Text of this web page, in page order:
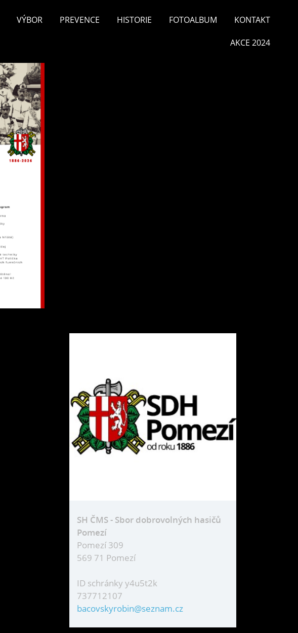
VÝBOR PREVENCE HISTORIE FOTOALBUM KONTAKT
AKCE 2024
SH ČMS - Sbor dobrovolných hasičů
Pomezí
Pomezí 309
569 71 Pomezí
ID schránky y4u5t2k
737712107
bacovskyrobin@seznam.cz